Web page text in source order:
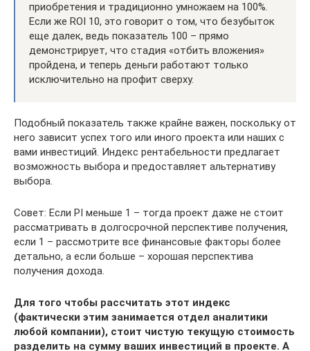
приобретения и традиционно умножаем на 100%.
Если же ROI 10, это говорит о том, что безубыток
еще далек, ведь показатель 100 – прямо
демонстрирует, что стадия «отбить вложения»
пройдена, и теперь деньги работают только
исключительно на профит сверху.
Подобный показатель также крайне важен, поскольку от
него зависит успех того или иного проекта или наших с
вами инвестиций. Индекс рентабельности предлагает
возможность выбора и предоставляет альтернативу
выбора.
Совет: Если PI меньше 1 – тогда проект даже не стоит
рассматривать в долгосрочной перспективе получения,
если 1 – рассмотрите все финансовые факторы более
детально, а если больше – хорошая перспектива
получения дохода.
Для того чтобы рассчитать этот индекс
(фактически этим занимается отдел аналитики
любой компании), стоит чистую текущую стоимость
разделить на сумму ваших инвестиций в проекте. А